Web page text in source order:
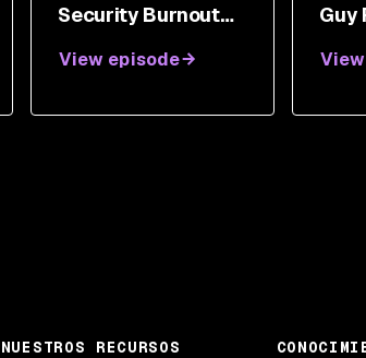
Security Burnout
View episode
Guy
NUESTROS RECURSOS